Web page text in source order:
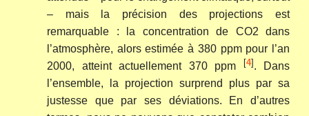
– mais la précision des projections est
remarquable : la concentration de CO2 dans
l’atmosphère, alors estimée à 380 ppm pour l’an
2000, atteint actuellement 370 ppm [4]. Dans
l’ensemble, la projection surprend plus par sa
justesse que par ses déviations. En d’autres